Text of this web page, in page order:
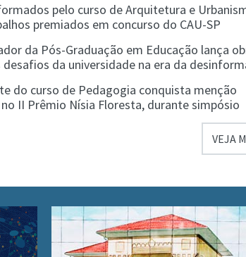
pelo curso de Arquitetura e
premiados em concurso do CAU-SP
da Pós-Graduação em Educação lança
desafios da universidade na era da
do curso de Pedagogia conquista menção
II Prêmio Nísia Floresta, durante simpósio
VEJA